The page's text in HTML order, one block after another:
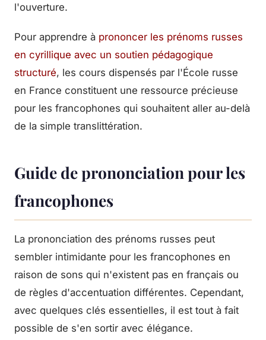
l'ouverture.
Pour apprendre à prononcer les prénoms russes
en cyrillique avec un soutien pédagogique
structuré, les cours dispensés par l'École russe
en France constituent une ressource précieuse
pour les francophones qui souhaitent aller au-delà
de la simple translittération.
Guide de prononciation pour les
francophones
La prononciation des prénoms russes peut
sembler intimidante pour les francophones en
raison de sons qui n'existent pas en français ou
de règles d'accentuation différentes. Cependant,
avec quelques clés essentielles, il est tout à fait
possible de s'en sortir avec élégance.